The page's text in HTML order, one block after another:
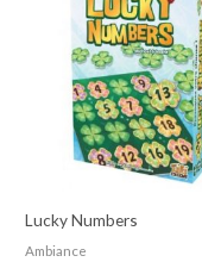
Lucky Numbers
Ambiance